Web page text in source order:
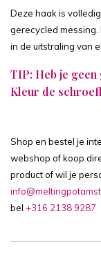
Deze haak is
gerecycled
in de uitstraling van
TIP: Heb je
Kleur de
Shop en bestel je
webshop of koop
product of wil je
bel +316 2138 9287